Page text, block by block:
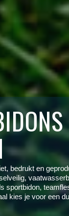
bedrukt en
sportbidon,
kies je voor een